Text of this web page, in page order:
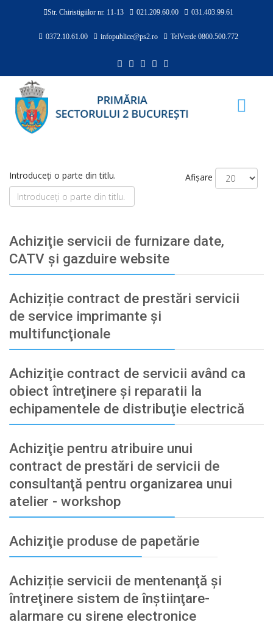
Str. Chiristigiilor nr. 11-13 021.209.60.00 031.403.99.61
0372.10.61.00 infopublice@ps2.ro TelVerde 0800.500.772
Introduceți o parte din titlu. Afișare
Achiziţie servicii de furnizare date,
CATV şi gazduire website
Achiziție contract de prestări servicii
de service imprimante şi
multifuncţionale
Achiziţie contract de servicii având ca
obiect întreţinere şi reparatii la
echipamentele de distribuţie electrică
Achiziţie pentru atribuire unui
contract de prestări de servicii de
consultanţă pentru organizarea unui
atelier - workshop
Achiziţie produse de papetărie
Achiziție servicii de mentenanţă şi
întreţinere sistem de înştiinţare-
alarmare cu sirene electronice